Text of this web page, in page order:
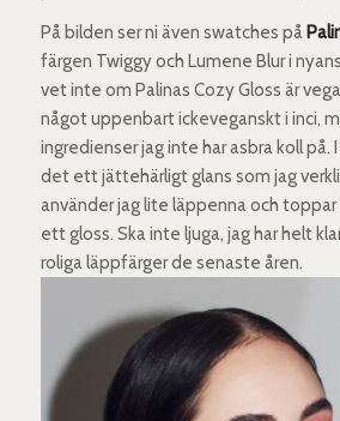
På bilden ser ni även swatches på
färgen Twiggy och Lumene Blur i
vet inte om Palinas Cozy Gloss är
något uppenbart ickeveganskt i inci,
ingredienser jag inte har asbra koll på.
det ett jättehärligt glans som jag
använder jag lite läppenna och
ett gloss. Ska inte ljuga, jag har helt
roliga läppfärger de senaste åren.